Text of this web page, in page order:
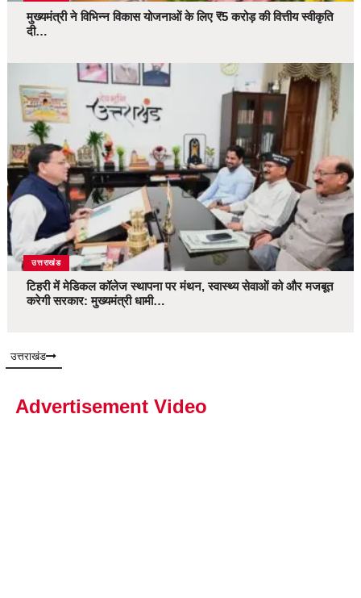
मुख्यमंत्री ने विभिन्न विकास योजनाओं के लिए ₹5 करोड़ की वित्तीय स्वीकृति
दी…
उत्तराखंड
टिहरी में मेडिकल कॉलेज स्थापना पर मंथन, स्वास्थ्य सेवाओं को और मजबूत
करेगी सरकार: मुख्यमंत्री धामी…
उत्तराखंड
Advertisement Video